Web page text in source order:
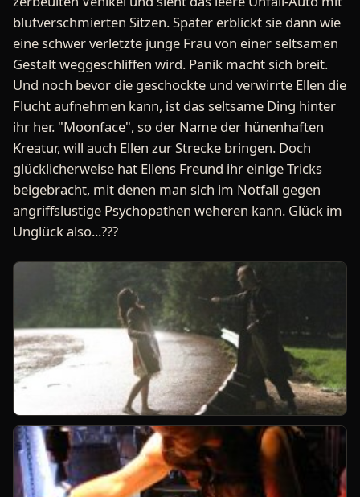
blutverschmierten Sitzen. Später erblickt sie dann wie
eine schwer verletzte junge Frau von einer seltsamen
Gestalt weggeschliffen wird. Panik macht sich breit.
Und noch bevor die geschockte und verwirrte Ellen die
Flucht aufnehmen kann, ist das seltsame Ding hinter
ihr her. "Moonface", so der Name der hünenhaften
Kreatur, will auch Ellen zur Strecke bringen. Doch
glücklicherweise hat Ellens Freund ihr einige Tricks
beigebracht, mit denen man sich im Notfall gegen
angriffslustige Psychopathen weheren kann. Glück im
Unglück also...???